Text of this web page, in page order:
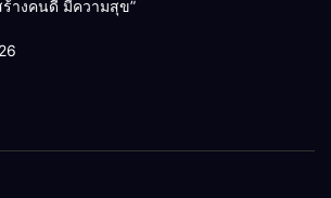
างคนดี มีความสุข”